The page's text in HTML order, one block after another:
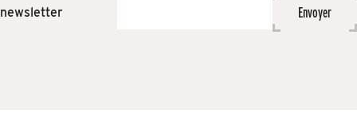
newsletter
Envoyer